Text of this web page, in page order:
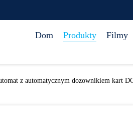
Dom Produkty Filmy
z automatycznym dozownikiem kart